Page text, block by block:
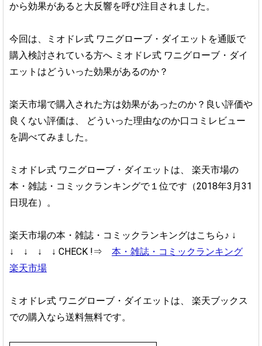
から効果があると大反響を呼び注目されました。
今回は、ミオドレ式 ワニグローブ・ダイエットを通販で
購入検討されている方へ ミオドレ式 ワニグローブ・ダイ
エットはどういった効果があるのか？
楽天市場で購入された方は効果があったのか？良い評価や
良くない評価は、
どういった理由なのか口コミレビュー
を調べてみました。
ミオドレ式 ワニグローブ・ダイエットは、
楽天市場の
本・雑誌・コミックランキングで１位です（2018年3月31
日現在）。
楽天市場の本・雑誌・コミックランキングはこちら♪ ↓
↓ ↓ ↓ ↓ CHECK !⇒ 本・雑誌・コミックランキング
楽天市場
ミオドレ式 ワニグローブ・ダイエットは、
楽天ブックス
での購入なら送料無料です。